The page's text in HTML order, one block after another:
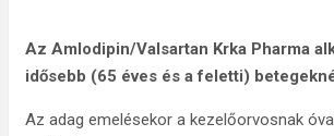
Az Amlodipin/Valsartan Krka Pharma
idősebb (65 éves és a feletti)
Az adag emelésekor a kezelőorvosnak